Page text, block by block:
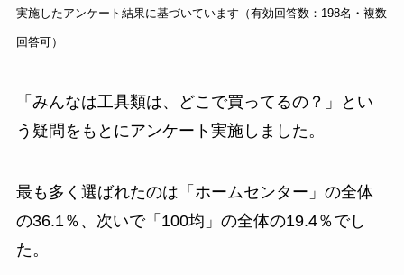
実施したアンケート結果に基づいています（有効回答数：198名・複数
回答可）
「みんなは工具類は、どこで買ってるの？」とい
う疑問をもとにアンケート実施しました。
最も多く選ばれたのは「ホームセンター」の全体
の36.1％、次いで「100均」の全体の19.4％でし
た。